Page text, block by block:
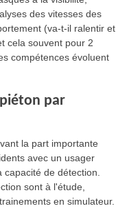
des vitesses des
(va-t-il ralentir et
cela souvent pour 2
compétences évoluent
par
la part importante
avec un usager
capacité de détection.
sont à l'étude,
en simulateur.